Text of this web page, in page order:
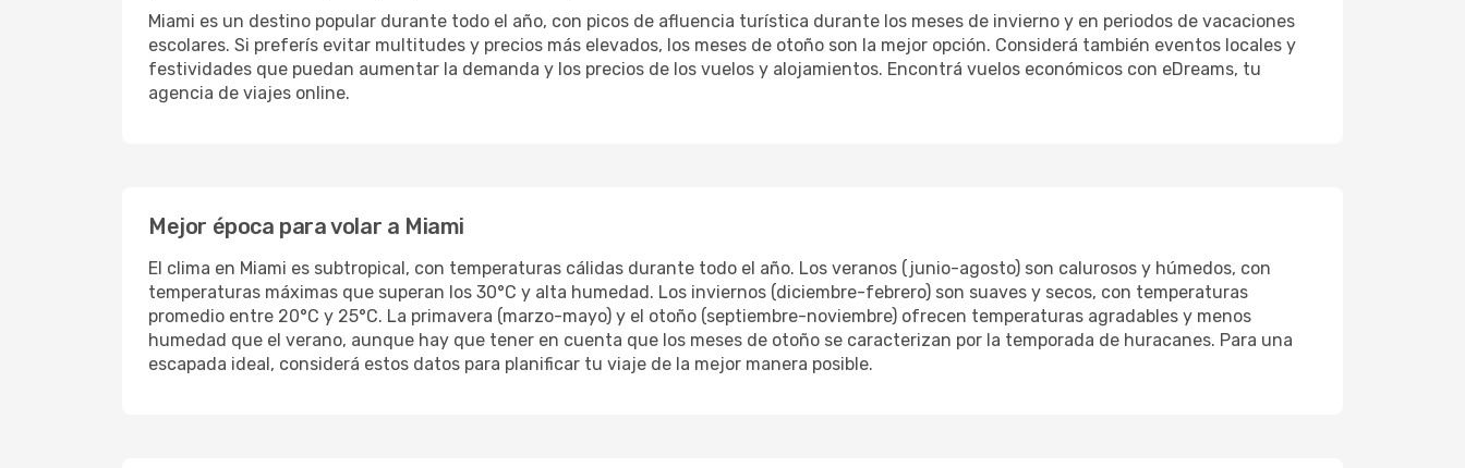
Miami es un destino popular durante todo el año, con picos de afluencia turística durante los meses de invierno y en periodos de vacaciones
escolares. Si preferís evitar multitudes y precios más elevados, los meses de otoño son la mejor opción. Considerá también eventos locales y
festividades que puedan aumentar la demanda y los precios de los vuelos y alojamientos. Encontrá vuelos económicos con eDreams, tu
agencia de viajes online.
Mejor época para volar a Miami
El clima en Miami es subtropical, con temperaturas cálidas durante todo el año. Los veranos (junio-agosto) son calurosos y húmedos, con
temperaturas máximas que superan los 30°C y alta humedad. Los inviernos (diciembre-febrero) son suaves y secos, con temperaturas
promedio entre 20°C y 25°C. La primavera (marzo-mayo) y el otoño (septiembre-noviembre) ofrecen temperaturas agradables y menos
humedad que el verano, aunque hay que tener en cuenta que los meses de otoño se caracterizan por la temporada de huracanes. Para una
escapada ideal, considerá estos datos para planificar tu viaje de la mejor manera posible.